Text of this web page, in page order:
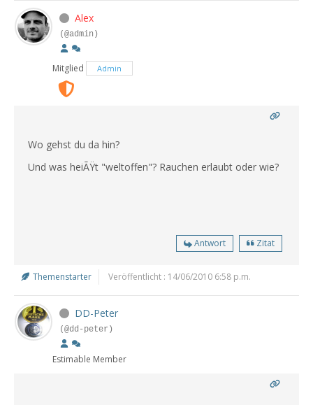
Alex
(@admin)
Mitglied Admin
Wo gehst du da hin?
Und was heiÃŸt "weltoffen"? Rauchen erlaubt oder wie?
Antwort Zitat
Themenstarter Veröffentlicht : 14/06/2010 6:58 p.m.
DD-Peter
(@dd-peter)
Estimable Member